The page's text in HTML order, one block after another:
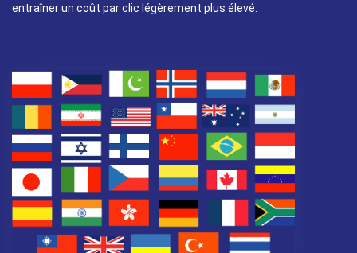
entraîner un coût par clic légèrement plus élevé.